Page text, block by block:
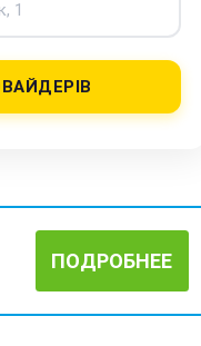
ПОДРОБНЕЕ